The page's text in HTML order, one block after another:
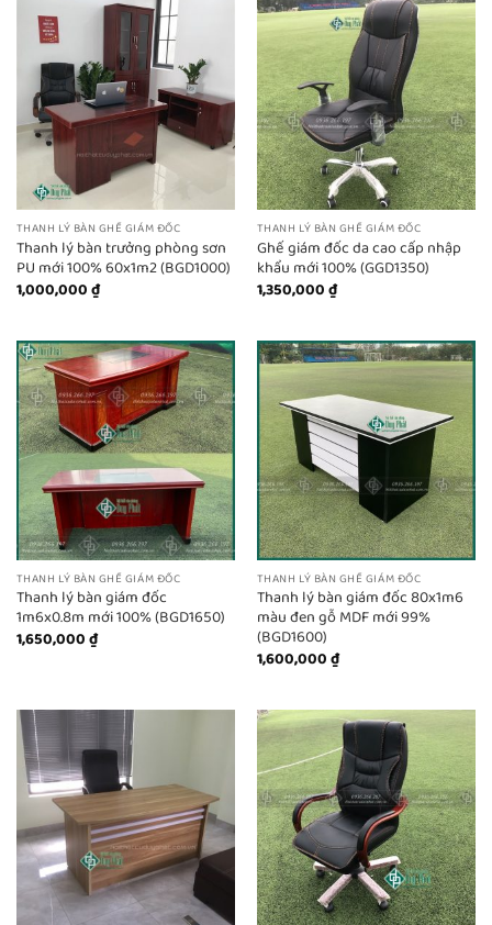
THANH LÝ BÀN GHẾ GIÁM ĐỐC
Thanh lý bàn trưởng phòng sơn
PU mới 100% 60x1m2 (BGD1000)
1,000,000₫
THANH LÝ BÀN GHẾ GIÁM ĐỐC
Ghế giám đốc da cao cấp nhập
khẩu mới 100% (GGD1350)
1,350,000₫
THANH LÝ BÀN GHẾ GIÁM ĐỐC
Thanh lý bàn giám đốc
1m6x0.8m mới 100% (BGD1650)
1,650,000₫
THANH LÝ BÀN GHẾ GIÁM ĐỐC
Thanh lý bàn giám đốc 80x1m6
màu đen gỗ MDF mới 99%
(BGD1600)
1,600,000₫